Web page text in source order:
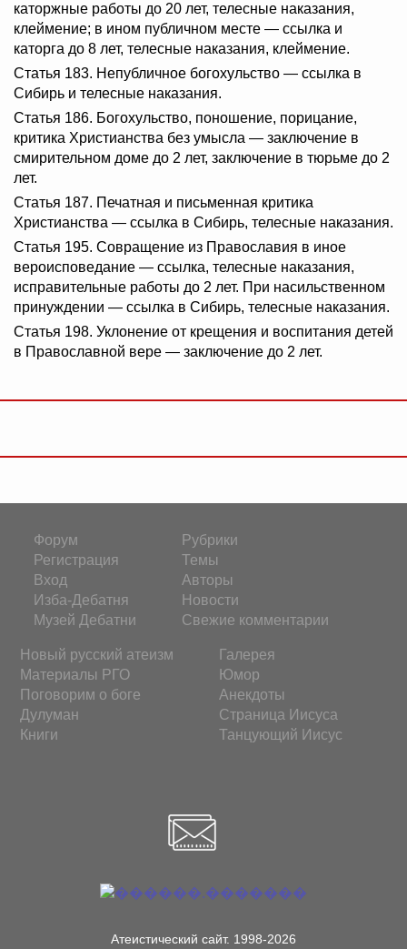
каторжные работы до 20 лет, телесные наказания,
клеймение; в ином публичном месте — ссылка и
каторга до 8 лет, телесные наказания, клеймение.
Статья 183. Непубличное богохульство — ссылка в
Сибирь и телесные наказания.
Статья 186. Богохульство, поношение, порицание,
критика Христианства без умысла — заключение в
смирительном доме до 2 лет, заключение в тюрьме до 2
лет.
Статья 187. Печатная и письменная критика
Христианства — ссылка в Сибирь, телесные наказания.
Статья 195. Совращение из Православия в иное
вероисповедание — ссылка, телесные наказания,
исправительные работы до 2 лет. При насильственном
принуждении — ссылка в Сибирь, телесные наказания.
Статья 198. Уклонение от крещения и воспитания детей
в Православной вере — заключение до 2 лет.
Форум
Регистрация
Вход
Изба-Дебатня
Музей Дебатни
Рубрики
Темы
Авторы
Новости
Свежие комментарии
Новый русский атеизм
Материалы РГО
Поговорим о боге
Дулуман
Книги
Галерея
Юмор
Анекдоты
Страница Иисуса
Танцующий Иисус
Атеистический сайт. 1998-2026